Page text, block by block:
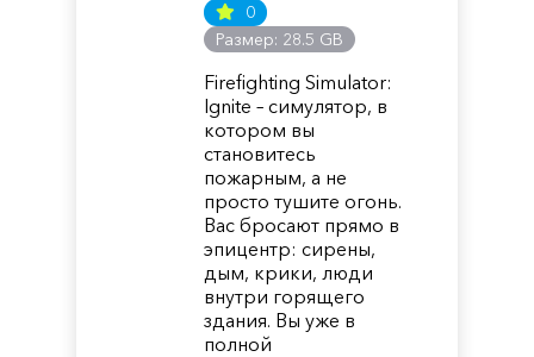
0
Размер: 28.5 GB
Firefighting Simulator:
Ignite – симулятор, в
котором вы
становитесь
пожарным, а не
просто тушите огонь.
Вас бросают прямо в
эпицентр: сирены,
дым, крики, люди
внутри горящего
здания. Вы уже в
полной